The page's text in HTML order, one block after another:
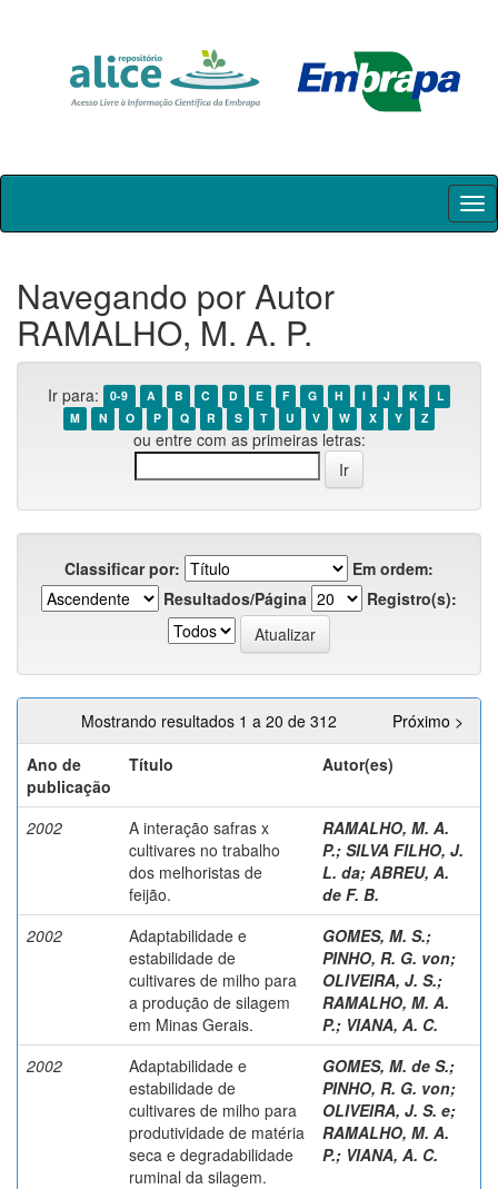
Skip
Navegando por Autor
RAMALHO, M. A. P.
Ir para: 0-9 A B C D E F G H I J K
L
M
N O P Q R S T U V W X Y Z
ou entre com as primeiras letras:
Classificar por:
Em ordem:
Resultados/Página
Registro(s):
Mostrando resultados 1 a 20 de 312
Próximo >
Ano de
publicação
Título Autor(es)
2002
A interação safras x
cultivares no trabalho
dos melhoristas de
feijão.
RAMALHO, M. A.
P.; SILVA FILHO, J.
L. da; ABREU, A.
de F. B.
2002
Adaptabilidade e
estabilidade de
cultivares de milho para
a produção de silagem
em Minas Gerais.
GOMES, M. S.;
PINHO, R. G. von;
OLIVEIRA, J. S.;
RAMALHO, M. A.
P.; VIANA, A. C.
2002
Adaptabilidade e
estabilidade de
cultivares de milho para
produtividade de matéria
seca e degradabilidade
ruminal da silagem.
GOMES, M. de S.;
PINHO, R. G. von;
OLIVEIRA, J. S. e;
RAMALHO, M. A.
P.; VIANA, A. C.